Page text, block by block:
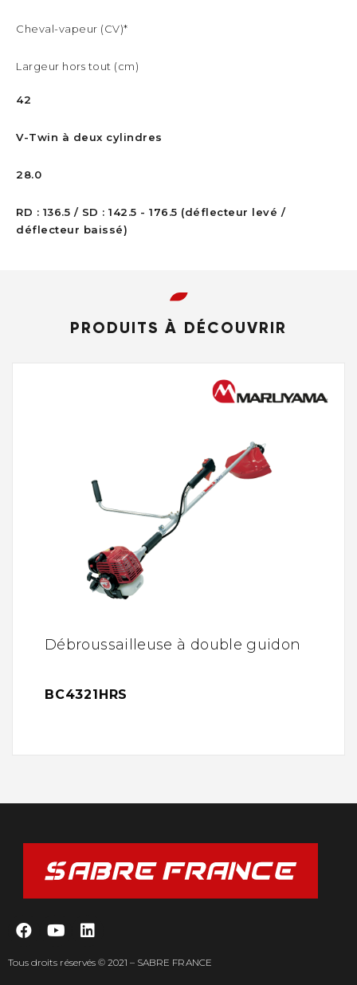
Cheval-vapeur (CV)*
Largeur hors tout (cm)
42
V-Twin à deux cylindres
28.0
RD : 136.5 / SD : 142.5 - 176.5 (déflecteur levé /
déflecteur baissé)
PRODUITS À DÉCOUVRIR
Débroussailleuse à double guidon
BC4321HRS
Tous droits réservés © 2021 – SABRE FRANCE